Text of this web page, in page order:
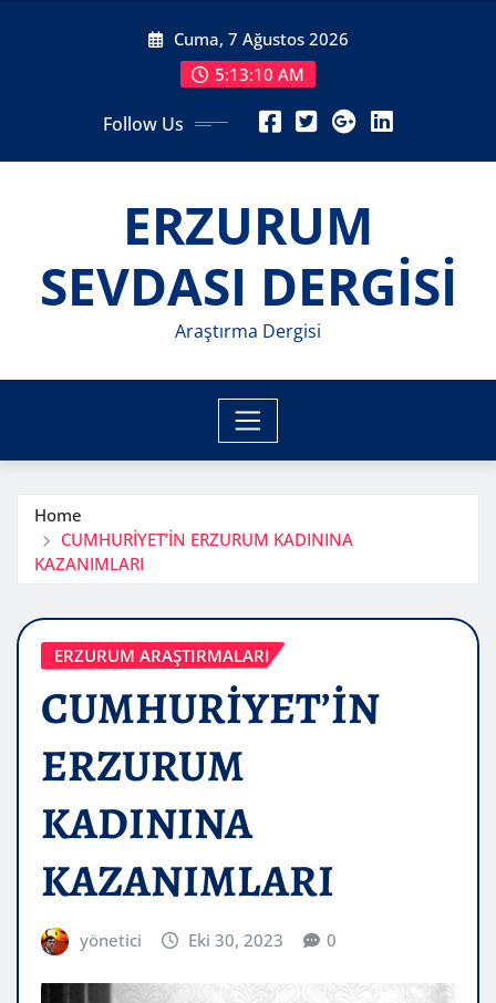
Cuma, 7 Ağustos 2026
5:13:13 AM
Follow Us
ERZURUM
SEVDASI DERGİSİ
Araştırma Dergisi
Home
CUMHURİYET’İN ERZURUM KADININA
KAZANIMLARI
ERZURUM ARAŞTIRMALARI
CUMHURİYET’İN
ERZURUM
KADININA
KAZANIMLARI
yönetici Eki 30, 2023 0